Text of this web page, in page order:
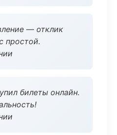
— отклик
простой.
билеты онлайн.